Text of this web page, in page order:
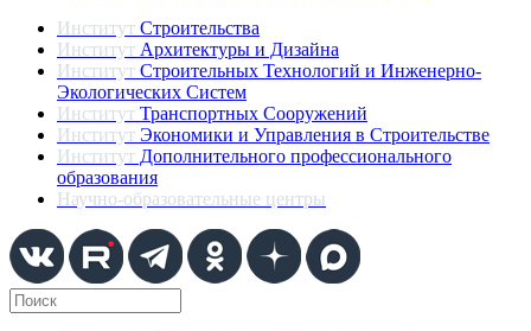
Институт Строительства
Институт Архитектуры и Дизайна
Институт Строительных Технологий и Инженерно-
Экологических Систем
Институт Транспортных Сооружений
Институт Экономики и Управления в Строительстве
Институт Дополнительного профессионального
образования
Научно-образовательные центры